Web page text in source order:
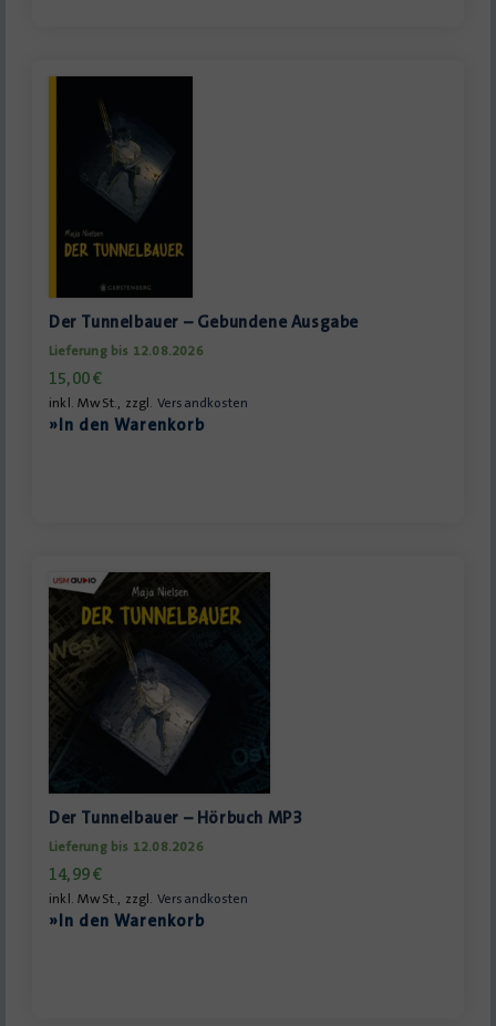
Der Tunnelbauer – Gebundene Ausgabe
Lieferung bis 12.08.2026
15,00€
inkl. MwSt., zzgl. Versandkosten
»In den Warenkorb
Der Tunnelbauer – Hörbuch MP3
Lieferung bis 12.08.2026
14,99€
inkl. MwSt., zzgl. Versandkosten
»In den Warenkorb